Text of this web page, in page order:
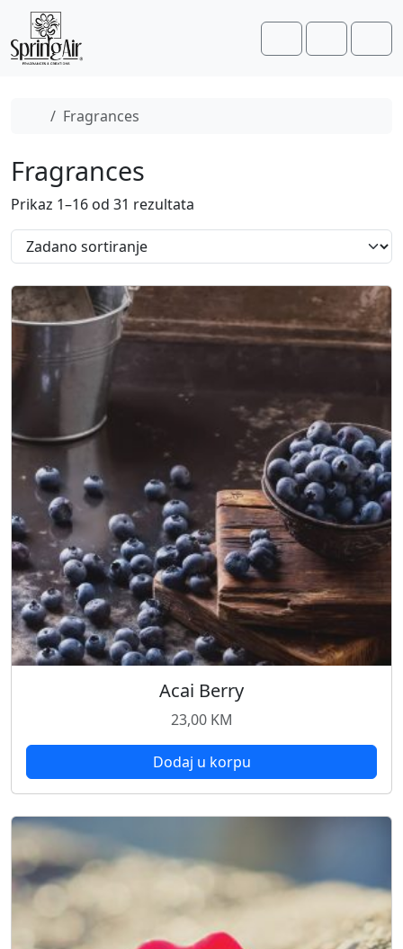
Skip to content
Skip to footer
Account
Cart
Home
Fragrances
Fragrances
Prikaz 1–16 od 31 rezultata
Acai Berry
23,00 KM
Dodaj u korpu